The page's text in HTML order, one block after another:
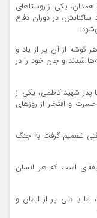
یکی از روستاهای
در دوران دفاع
کرده و هر گوشه از آن پر از یاد و
شدند و جان خود را در
پدر شهید کاظمی، یکی از
و افتخار از روزهای
تصمیم گرفت به جنگ
است که هر انسان
با دلی پر از ایمان و